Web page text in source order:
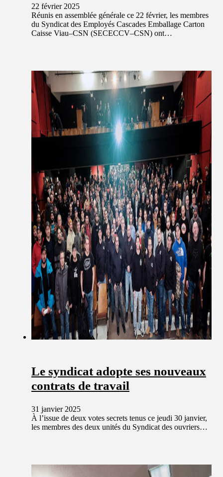
22 février 2025
Réunis en assemblée générale ce 22 février, les membres
du Syndicat des Employés Cascades Emballage Carton
Caisse Viau–CSN (SECECCV–CSN) ont…
Le syndicat adopte ses nouveaux
contrats de travail
31 janvier 2025
À l’issue de deux votes secrets tenus ce jeudi 30 janvier,
les membres des deux unités du Syndicat des ouvriers…